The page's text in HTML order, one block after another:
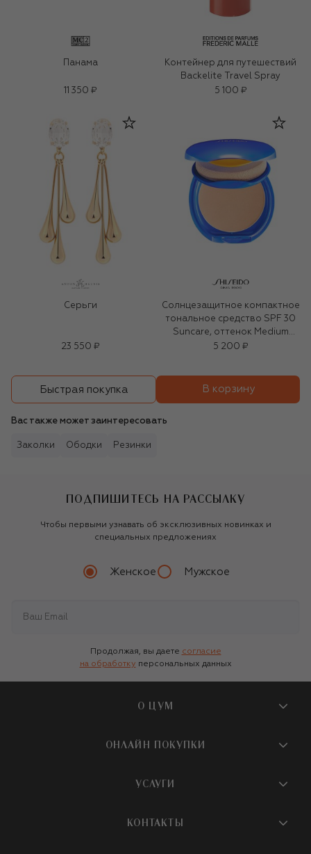
Панама
11 350 ₽
Контейнер для путешествий
Backelite Travel Spray
5 100 ₽
Серьги
23 550 ₽
Солнцезащитное компактное
тональное средство SPF 30
Suncare, оттенок Medium
Ivory (12g)
5 200 ₽
Быстрая покупка В корзину
Вас также может заинтересовать
Заколки Ободки Резинки
ПОДПИШИТЕСЬ НА РАССЫЛКУ
Чтобы первыми узнавать об эксклюзивных новинках и
специальных предложениях
Женское Мужское
Продолжая, вы даете согласие
на обработку персональных данных
О ЦУМ
О магазине
Бутики и ПВЗ ЦУМ
ОНЛАЙН ПОКУПКИ
Доставка
УСЛУГИ
КОНТАКТЫ